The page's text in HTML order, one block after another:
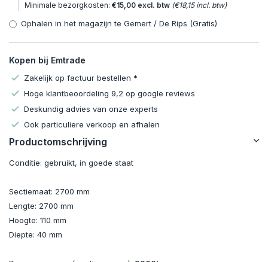
Minimale bezorgkosten: €15,00 excl. btw (€18,15 incl. btw)
Ophalen in het magazijn te Gemert / De Rips (Gratis)
Kopen bij Emtrade
Zakelijk op factuur bestellen *
Hoge klantbeoordeling 9,2 op google reviews
Deskundig advies van onze experts
Ook particuliere verkoop en afhalen
Productomschrijving
Conditie: gebruikt, in goede staat
Sectiemaat: 2700 mm
Lengte: 2700 mm
Hoogte: 110 mm
Diepte: 40 mm